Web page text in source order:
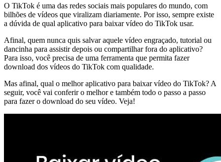
O TikTok é uma das redes sociais mais populares do mundo, com
bilhões de vídeos que viralizam diariamente. Por isso, sempre existe
a dúvida de qual aplicativo para baixar vídeo do TikTok usar.
Afinal, quem nunca quis salvar aquele vídeo engraçado, tutorial ou
dancinha para assistir depois ou compartilhar fora do aplicativo?
Para isso, você precisa de uma ferramenta que permita fazer
download dos vídeos do TikTok com qualidade.
Mas afinal, qual o melhor aplicativo para baixar vídeo do TikTok? A
seguir, você vai conferir o melhor e também todo o passo a passo
para fazer o download do seu vídeo. Veja!